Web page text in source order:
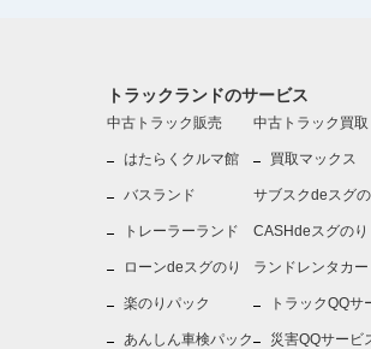
トラックランドのサービス
中古トラック販売
はたらくクルマ館
バスランド
トレーラーランド
ローンdeスグのり
楽のりパック
あんしん車検パック
中古トラック買取
買取マックス
サブスクdeスグの
CASHdeスグのり
ランドレンタカー
トラックQQサ
災害QQサービ